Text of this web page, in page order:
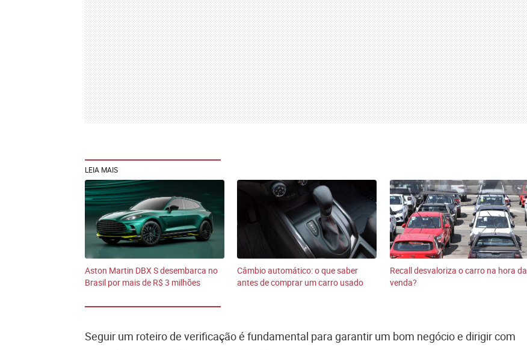
LEIA MAIS
Aston Martin DBX S desembarca no
Brasil por mais de R$ 3 milhões
Câmbio automático: o que saber
antes de comprar um carro usado
Recall desvaloriza o carro na hora da
venda?
Seguir um roteiro de verificação é fundamental para garantir um bom negócio e dirigir com